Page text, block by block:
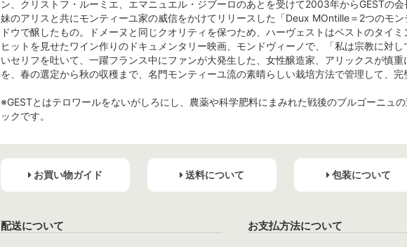
ン、クリストフ・ルーミエ、エマニュエル・ジブーロのあとを受けて2003年からGESTの会
妹のアリスと共にモンティーユ家の威信をかけてリリースした「Deux MOntille＝2つのモ
ドウで醸したもの。ドメーヌと同じクオリティを保つため、ハーヴェストはベストのタイ
ヒットを見せたワイン作りのドキュメンタリー映画、モンドヴィーノで、「私は宗教に対
いセリフを吐いて、一躍フランス中にファンが大発生した、女性醸造家、アリックスが慎
を、春の選定から秋の収穫まで、名門モンティーユ流の素晴らしい栽培方法で管理して、完
※GESTとはテロワールをないがしろにし、農薬や科学肥料にまみれた戦後のブルゴーニュ
ックです。
お買い物ガイド 送料について 包装について
配送について お支払方法について